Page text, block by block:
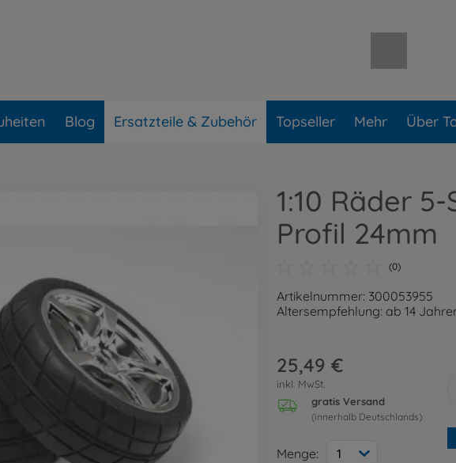
Blog Ersatzteile & Zubehör Topseller Mehr Über
1:10 Räder
Profil 24mm
(0)
Artikelnummer: 300053955
Altersempfehlung: ab 14
25,49 €
inkl. MwSt.
gratis Versand
(innerhalb Deutschlands)
Menge: 1